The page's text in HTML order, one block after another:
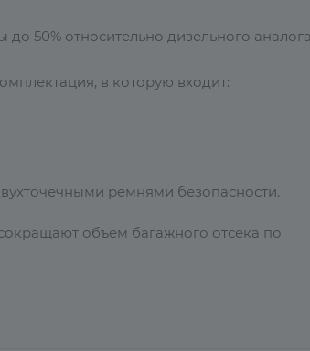
50% относительно дизельного
в которую входит:
ремнями безопасности.
объем багажного отсека по